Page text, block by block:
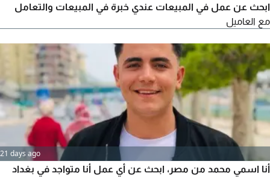
ابحث عن عمل في المبيعات عندي خبرة في المبيعات والتعامل
مع العاميل
21 days ago
أنا اسمي محمد من مصر، ابحث عن أي عمل أنا متواجد في بغداد